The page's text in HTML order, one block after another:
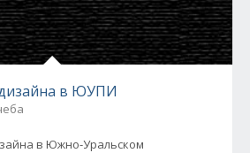
в ЮУПИ
в Южно-Уральском